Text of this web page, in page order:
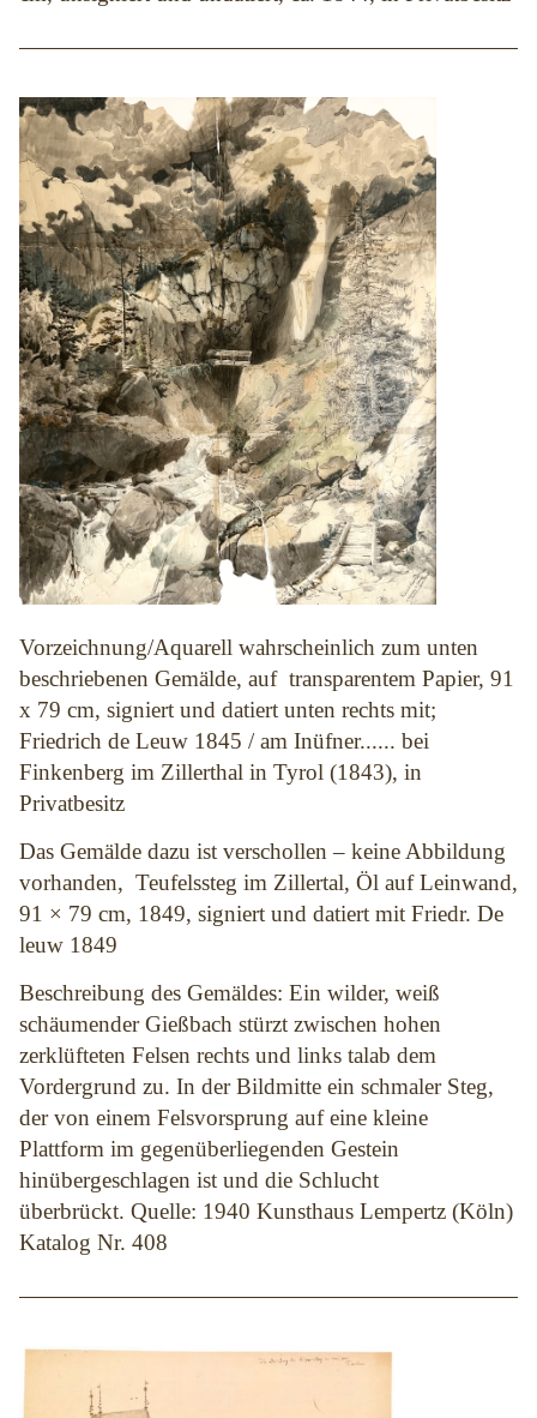
Vorzeichnung/Aquarell wahrscheinlich zum unten
beschriebenen Gemälde, auf transparentem Papier, 91
x 79 cm, signiert und datiert unten rechts mit;
Friedrich de Leuw 1845 / am Inüfner...... bei
Finkenberg im Zillerthal in Tyrol (1843), in
Privatbesitz
Das Gemälde dazu ist verschollen – keine Abbildung
vorhanden, Teufelssteg im Zillertal, Öl auf Leinwand,
91 × 79 cm, 1849, signiert und datiert mit Friedr. De
leuw 1849
Beschreibung des Gemäldes: Ein wilder, weiß
schäumender Gießbach stürzt zwischen hohen
zerklüfteten Felsen rechts und links talab dem
Vordergrund zu. In der Bildmitte ein schmaler Steg,
der von einem Felsvorsprung auf eine kleine
Plattform im gegenüberliegenden Gestein
hinübergeschlagen ist und die Schlucht
überbrückt. Quelle: 1940 Kunsthaus Lempertz (Köln)
Katalog Nr. 408